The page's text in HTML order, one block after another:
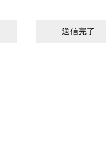
送信完了